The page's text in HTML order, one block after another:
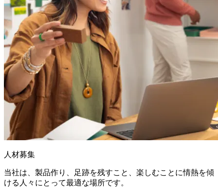
人材募集
当社は、製品作り、足跡を残すこと、楽しむことに情熱を傾
ける人々にとって最適な場所です。